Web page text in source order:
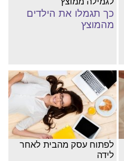
כך תגמלו את הילדים
מהמוצץ
לפתוח עסק מהבית לאחר
לידה